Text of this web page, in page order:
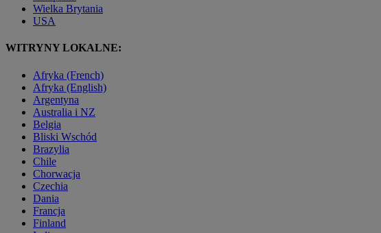
Wielka Brytania
USA
WITRYNY LOKALNE:
Afryka (French)
Afryka (English)
Argentyna
Australia i NZ
Belgia
Bliski Wschód
Brazylia
Chile
Chorwacja
Czechia
Dania
Francja
Finland